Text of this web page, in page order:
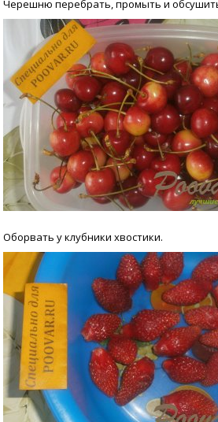
Черешню перебрать, промыть и
Оборвать у клубники хвостики.